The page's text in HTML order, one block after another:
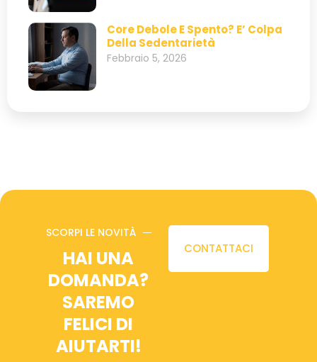
Core Debole E Spento? E’ Colpa
Della Sedentarietà
Febbraio 5, 2026
SCORPI LE NOVITÀ
HAI UNA
DOMANDA?
SAREMO
FELICI DI
AIUTARTI!
CONTATTACI